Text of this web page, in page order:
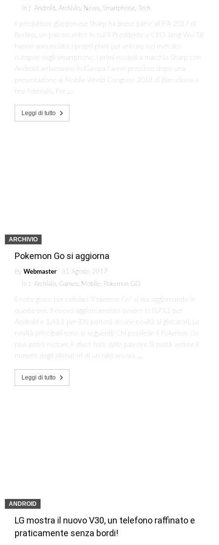
in : Android , Archivio, News, Smartphone, Tech
Il produttore giapponese Sharp ha preso parte all’IFA 2017 di
Berlino, un palcoscenico in cui il Presidente e CEO Jeng-Wu Tai
hanno annunciato i propri piani per entrare nel mercato
europeo degli smartphone. I primi modelli a marchio Sharp con
Android arriveranno in Europa l’anno prossimo dopo una
presentazione al Mobile World Congress 2018 di Barcellona a
fine febbraio. Per …
Leggi di tutto
ARCHIVIO
Pokemon Go si aggiorna
By Webmaster
31 Agosto 2017
in : Archivio, Games, Mobile, Pokemon GO
Il noto gioco per cellulari “Pokemon Go” si sta aggiornando in
queste ore. Il nuovo aggiornamento ovvero lo 0.73.1 per
Android e 1.43.1 per iOS porterà alcune novità ai giocatori. Le
novità principali sono le seguenti: Chi possiede il Pokemon Go
plus potrà ruotare il disco foto delle palestre Si potrà vedere il
numero degli allenatori di un raid ancora …
Leggi di tutto
ANDROID
LG mostra il nuovo V30, un telefono raffinato e
praticamente senza bordi!